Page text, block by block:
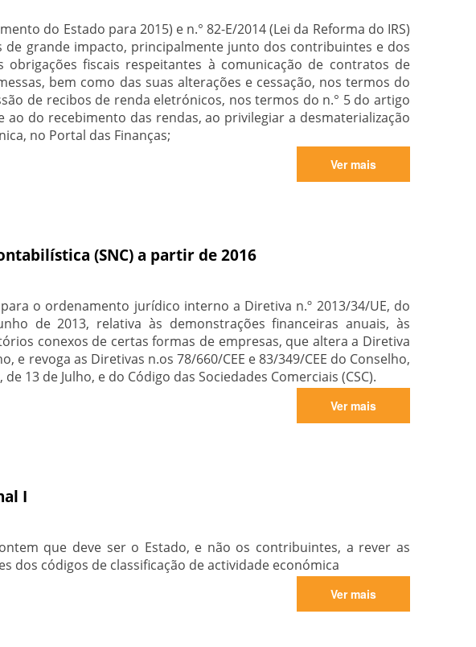
do Estado para 2015) e n.° 82-E/2014 (Lei da Reforma do IRS)
grande impacto, principalmente junto dos contribuintes e dos
fiscais respeitantes à comunicação de contratos de
bem como das suas alterações e cessação, nos termos do
de recibos de renda eletrónicos, nos termos do n.° 5 do artigo
ao do recebimento das rendas, ao privilegiar a desmaterialização
no Portal das Finanças;
Ver mais
(SNC) a partir de 2016
o ordenamento jurídico interno a Diretiva n.º 2013/34/UE, do
de 2013, relativa às demonstrações financeiras anuais, às
conexos de certas formas de empresas, que altera a Diretiva
e revoga as Diretivas n.os 78/660/CEE e 83/349/CEE do Conselho,
13 de Julho, e do Código das Sociedades Comerciais (CSC).
Ver mais
I
que deve ser o Estado, e não os contribuintes, a rever as
dos códigos de classificação de actividade económica
Ver mais